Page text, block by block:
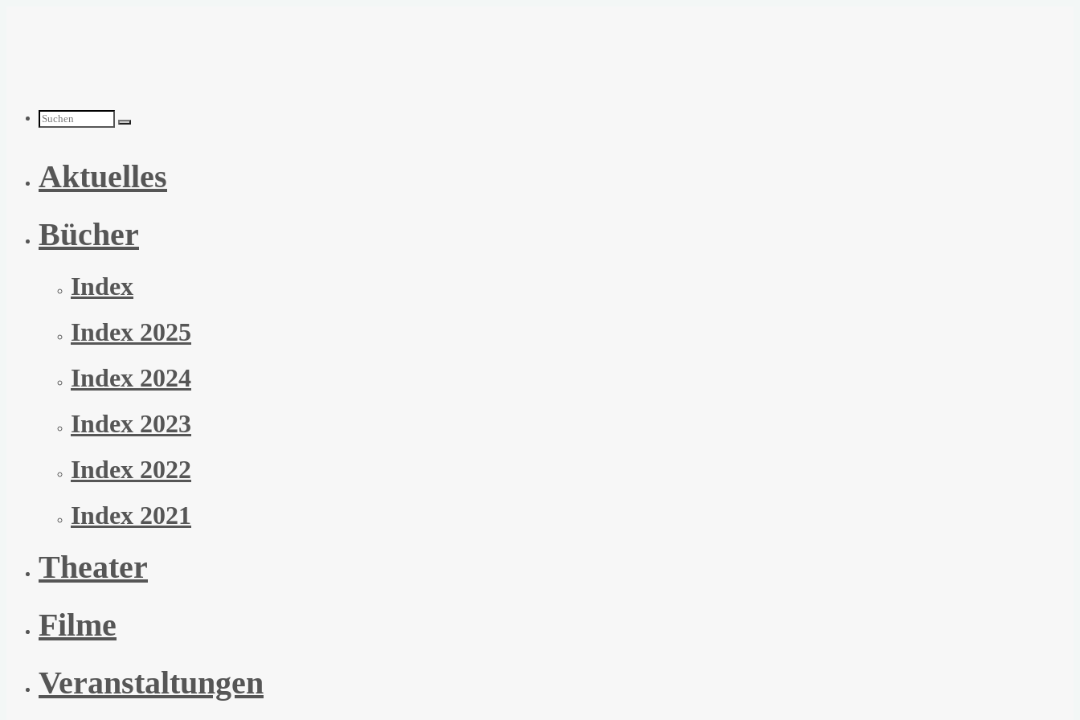
Suchen
nach:
Aktuelles
Bücher
Index
Index 2025
Index 2024
Index 2023
Index 2022
Index 2021
Theater
Filme
Veranstaltungen